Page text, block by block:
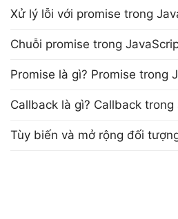
Xử lý lỗi với promise trong
Chuỗi promise trong
Promise là gì? Promise trong
Callback là gì? Callback trong
Tùy biến và mở rộng đối